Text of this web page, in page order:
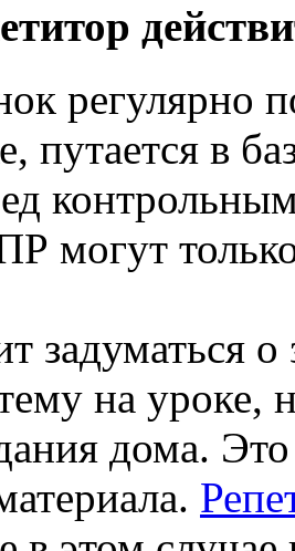
регулярно
путается в
могут
задуматься
на уроке,
дома.